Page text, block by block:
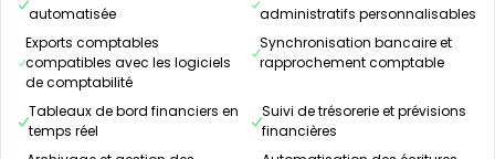
automatisée
administratifs personnalisables
Exports comptables
compatibles avec les logiciels
de comptabilité
Synchronisation bancaire et
rapprochement comptable
Tableaux de bord financiers en
temps réel
Suivi de trésorerie et prévisions
financières